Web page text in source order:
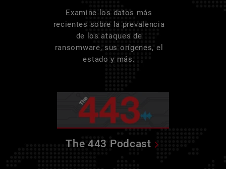
Examine los datos más
recientes sobre la prevalencia
de los ataques de
ransomware, sus orígenes, el
estado y más.
The 443 Podcast